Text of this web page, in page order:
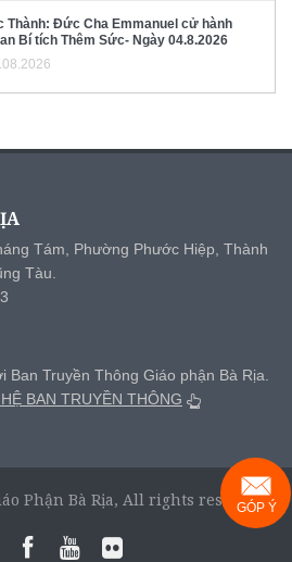
Thành: Đức Cha Emmanuel cử hành
Bí tích Thêm Sức- Ngày 04.8.2026
Tám, Phường Phước Hiệp, Thành
Tàu.
Ban Truyền Thông Giáo phận Bà Rịa.
BAN TRUYỀN THÔNG
Phận Bà Rịa, All rights reserved.
GÓP Ý